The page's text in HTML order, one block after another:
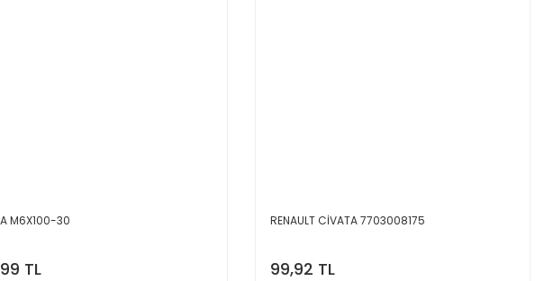
M6X100-30
TL
RENAULT CİVATA 7703008175
99,92 TL